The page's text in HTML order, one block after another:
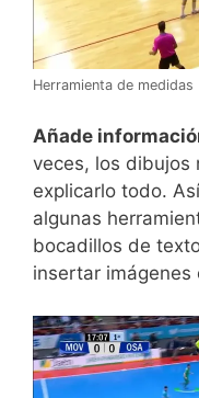
Herramienta de medidas
Añade
veces, los dibujos
explicarlo todo.
algunas
bocadillos de
insertar imágenes